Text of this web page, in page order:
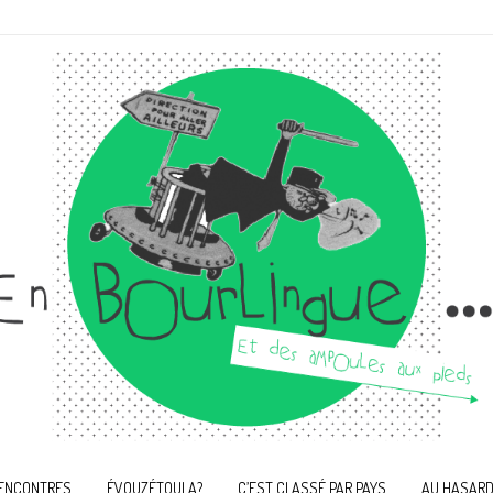
ÉVOUZÉTOULA? C’EST CLASSÉ PAR PAYS AU